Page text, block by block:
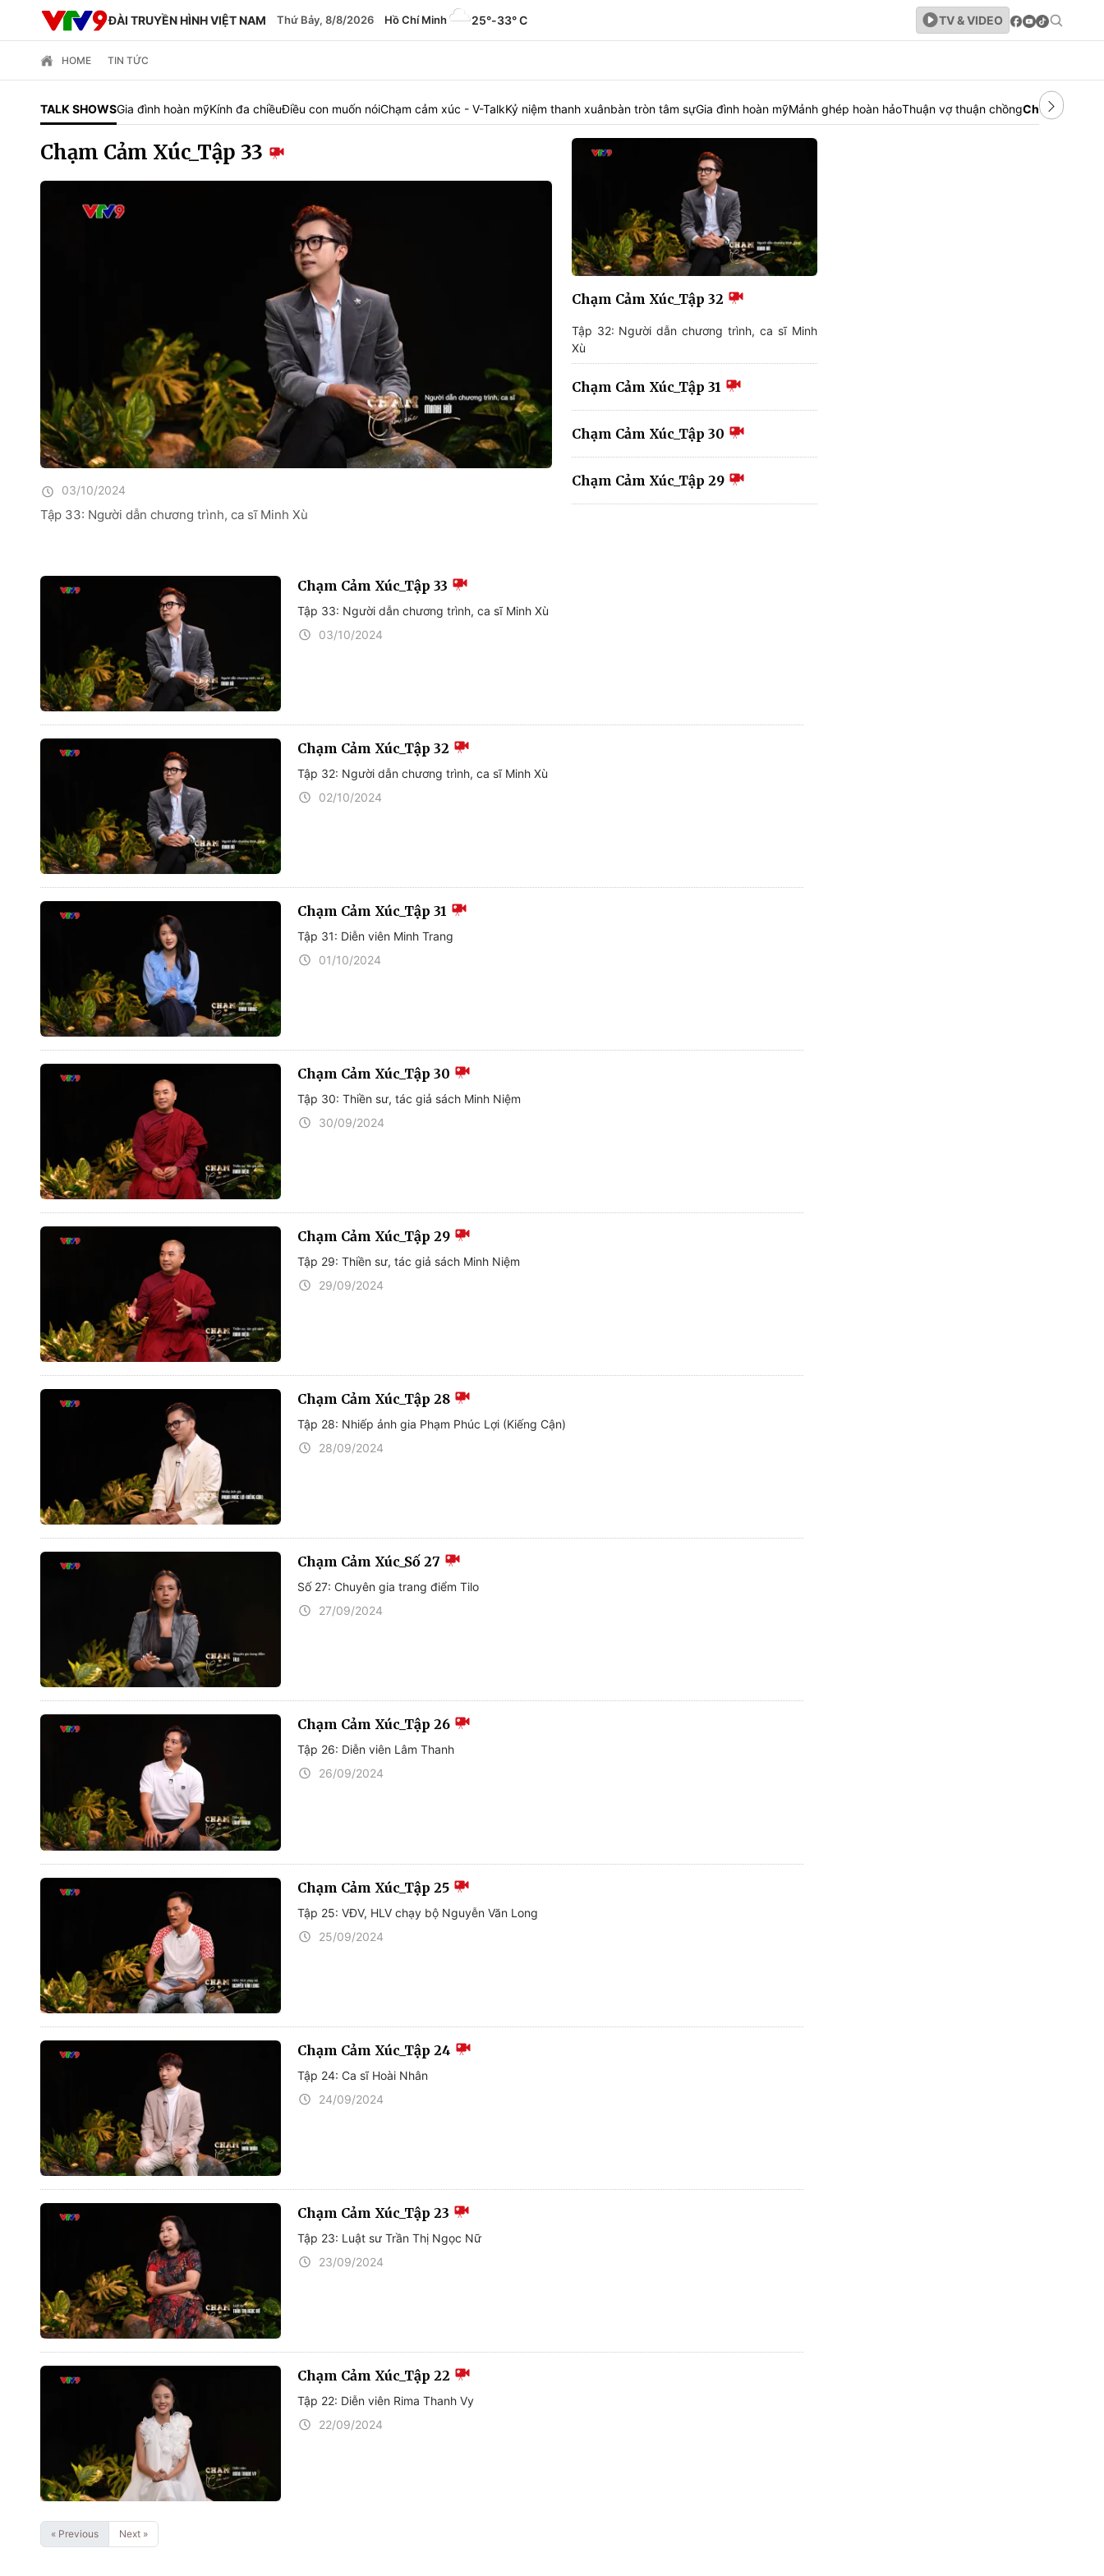
ĐÀI TRUYỀN HÌNH VIỆT NAM Thứ Bảy, 8/8/2026 Hồ Chí Minh 25°-33° C TV & VIDEO
HOME TIN TỨC
TALK SHOWSGia đình hoàn mỹKính đa chiềuĐiều con muốn nóiChạm cảm xúc - V-TalkKỷ niệm thanh xuânbàn tròn tâm sựGia đình hoàn mỹMảnh ghép hoàn hảoThuận vợ thuận chồngChạm cảm
Chạm Cảm Xúc_Tập 33
03/10/2024
Tập 33: Người dẫn chương trình, ca sĩ Minh Xù
Chạm Cảm Xúc_Tập 32
Tập 32: Người dẫn chương trình, ca sĩ Minh
Xù
Chạm Cảm Xúc_Tập 31
Chạm Cảm Xúc_Tập 30
Chạm Cảm Xúc_Tập 29
Chạm Cảm Xúc_Tập 33
Tập 33: Người dẫn chương trình, ca sĩ Minh Xù
03/10/2024
Chạm Cảm Xúc_Tập 32
Tập 32: Người dẫn chương trình, ca sĩ Minh Xù
02/10/2024
Chạm Cảm Xúc_Tập 31
Tập 31: Diễn viên Minh Trang
01/10/2024
Chạm Cảm Xúc_Tập 30
Tập 30: Thiền sư, tác giả sách Minh Niệm
30/09/2024
Chạm Cảm Xúc_Tập 29
Tập 29: Thiền sư, tác giả sách Minh Niệm
29/09/2024
Chạm Cảm Xúc_Tập 28
Tập 28: Nhiếp ảnh gia Phạm Phúc Lợi (Kiếng Cận)
28/09/2024
Chạm Cảm Xúc_Số 27
Số 27: Chuyên gia trang điểm Tilo
27/09/2024
Chạm Cảm Xúc_Tập 26
Tập 26: Diễn viên Lâm Thanh
26/09/2024
Chạm Cảm Xúc_Tập 25
Tập 25: VĐV, HLV chạy bộ Nguyễn Văn Long
25/09/2024
Chạm Cảm Xúc_Tập 24
Tập 24: Ca sĩ Hoài Nhân
24/09/2024
Chạm Cảm Xúc_Tập 23
Tập 23: Luật sư Trần Thị Ngọc Nữ
23/09/2024
Chạm Cảm Xúc_Tập 22
Tập 22: Diễn viên Rima Thanh Vy
22/09/2024
« Previous Next »